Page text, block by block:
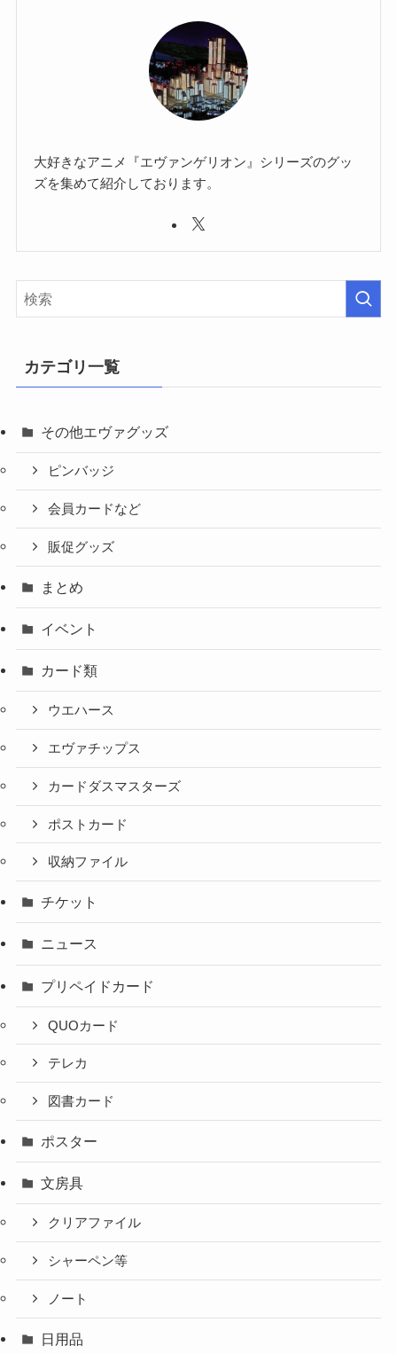
大好きなアニメ『エヴァンゲリオン』シリーズのグッ
ズを集めて紹介しております。
カテゴリ一覧
その他エヴァグッズ
ピンバッジ
会員カードなど
販促グッズ
まとめ
イベント
カード類
ウエハース
エヴァチップス
カードダスマスターズ
ポストカード
収納ファイル
チケット
ニュース
プリペイドカード
QUOカード
テレカ
図書カード
ポスター
文房具
クリアファイル
シャーペン等
ノート
日用品